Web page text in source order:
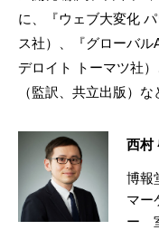
に、『ウェブ大変化
ス社）、『グローバル
デロイト トーマツ社
（監訳、共立出版）な
西村
博報
マー
ー